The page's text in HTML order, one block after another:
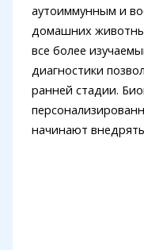
аутоиммунным и
домашних
все более
диагностики
ранней стадии.
начинают